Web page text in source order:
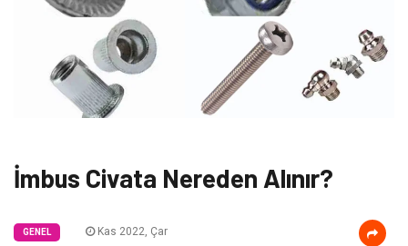
İmbus Civata Nereden Alınır?
GENEL Kas 2022, Çar